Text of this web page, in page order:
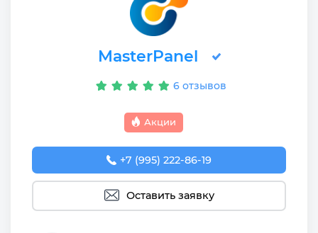
MasterPanel
6 отзывов
Акции
+7 (995) 222-86-19
Оставить заявку